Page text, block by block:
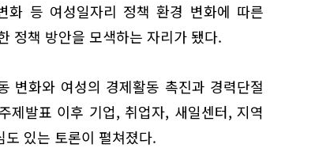
화 등 여성일자리 정책 환경 변화에 따른
정책 방안을 모색하는 자리가 됐다.
변화와 여성의 경제활동 촉진과 경력단절
제발표 이후 기업, 취업자, 새일센터, 지역
있는 토론이 펼쳐졌다.